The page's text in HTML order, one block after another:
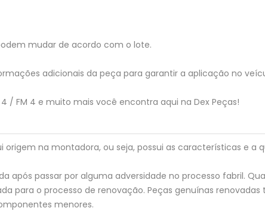
mudar de acordo com o lote.
adicionais da peça para garantir a aplicação no
/ FM 4 e muito mais você encontra aqui na Dex Peças!
origem na montadora, ou seja, possui as características e a
após passar por alguma adversidade no processo fabril.
para o processo de renovação. Peças genuínas
menores.